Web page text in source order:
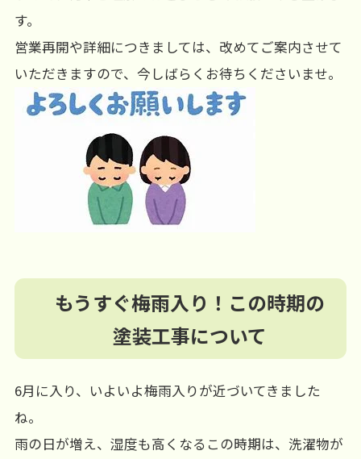
す。
営業再開や詳細につきましては、改めてご案内させて
いただきますので、今しばらくお待ちくださいませ。
もうすぐ梅雨入り！この時期の
塗装工事について
6月に入り、いよいよ梅雨入りが近づいてきました
ね。
雨の日が増え、湿度も高くなるこの時期は、洗濯物が